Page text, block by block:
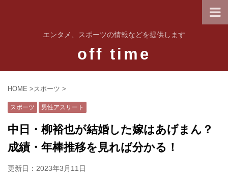
エンタメ、スポーツの情報などを提供します
off time
HOME >スポーツ >
スポーツ 男性アスリート
中日・柳裕也が結婚した嫁はあげまん？
成績・年棒推移を見れば分かる！
更新日： 2023年3月11日